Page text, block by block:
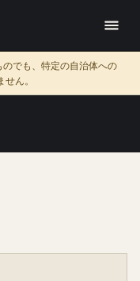
でも、特定の自治体への
ん。